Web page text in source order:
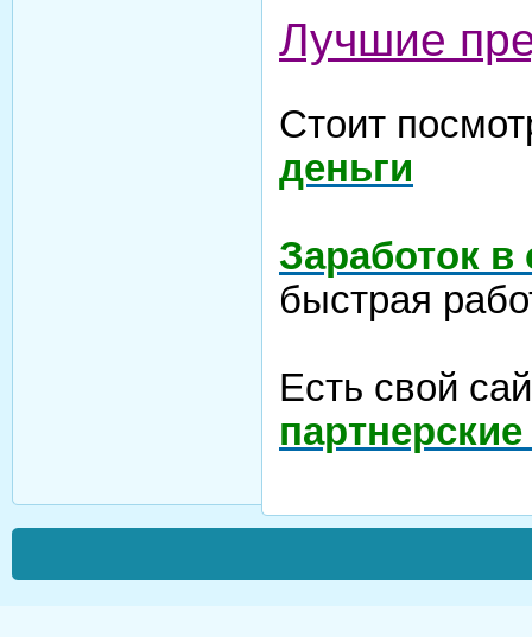
Лучшие
Стоит
деньги
Заработок в
быстрая
Есть свой